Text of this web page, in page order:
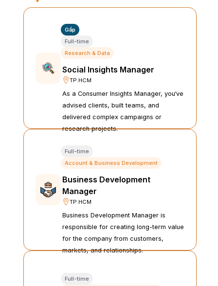
Research & Data
Full-time
Gấp
Social Insights Manager
TP.HCM
As a Consumer Insights Manager, you‘ve
advised clients, built teams, and
delivered complex campaigns or
research projects.
Account & Business Development
Full-time
Business Development
Manager
TP.HCM
Business Development Manager is
responsible for creating long-term value
for the company from customers,
markets, and relationships.
Full-time